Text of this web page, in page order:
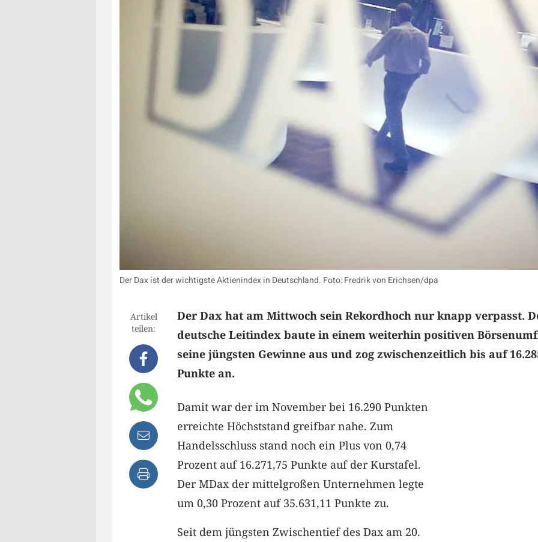
Der Dax ist der wichtigste Aktienindex in Deutschland. Foto: Fredrik von Erichsen/dpa
Artikel
teilen:
Der Dax hat am Mittwoch sein Rekordhoch nur knapp verpasst.
deutsche Leitindex baute in einem weiterhin positiven
seine jüngsten Gewinne aus und zog zwischenzeitlich bis auf
Punkte an.
Damit war der im November bei 16.290 Punkten
erreichte Höchststand greifbar nahe. Zum
Handelsschluss stand noch ein Plus von 0,74
Prozent auf 16.271,75 Punkte auf der Kurstafel.
Der MDax der mittelgroßen Unternehmen legte
um 0,30 Prozent auf 35.631,11 Punkte zu.
Seit dem jüngsten Zwischentief des Dax am 20.